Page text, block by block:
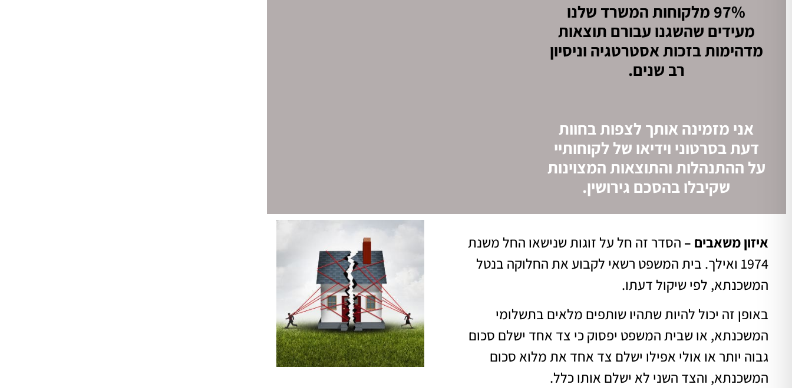
97% מלקוחות המשרד שלנו
מעידים שהשגנו עבורם תוצאות
מדהימות בזכות אסטרטגיה וניסיון
רב שנים.
אני מזמינה אותך לצפות בחוות
דעת בסרטוני וידיאו של לקוחותיי
על ההתנהלות והתוצאות המצוינות
שקיבלו בהסכם גירושין.
איזון משאבים – הסדר זה חל על זוגות שנישאו החל משנת
1974 ואילך. בית המשפט רשאי לקבוע את החלוקה בנטל
המשכנתא, לפי שיקול דעתו.
באופן זה יכול להיות שתהיו שותפים מלאים בתשלומי
המשכנתא, או שבית המשפט יפסוק כי צד אחד ישלם סכום
גבוה יותר או אולי אפילו ישלם צד אחד את מלוא סכום
המשכנתא, והצד השני לא ישלם אותו כלל.